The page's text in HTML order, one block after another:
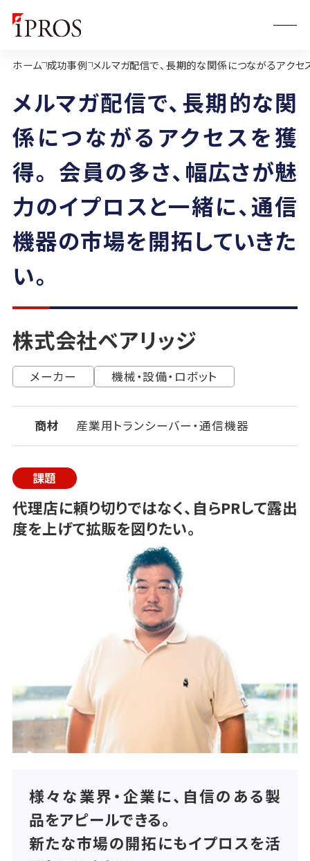
ホーム 成功事例 メルマガ配信で、長期的な関係につながるアク
メルマガ配信で、長期的な関
係につながるアクセスを獲
得。 会員の多さ、幅広さが魅
力のイプロスと一緒に、通信
機器の市場を開拓していきた
い。
株式会社ベアリッジ
メーカー 機械・設備・ロボット
商材 産業用トランシーバー・通信機器
課題
代理店に頼り切りではなく、自らPRして露出
度を上げて拡販を図りたい。
様々な業界・企業に、自信のある製
品をアピールできる。
新たな市場の開拓にもイプロスを活